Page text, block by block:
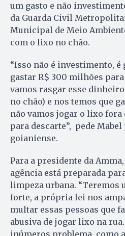
um gasto e não
da Guarda Civil
Municipal de Meio
com o lixo no chão.
“Isso não é investimento, é
gastar R$ 300 milhões
vamos rasgar esse
no chão) e nos temos que
não vamos jogar o lixo
para descarte”, pede
goianiense.
Para a presidente da
agência está preparada
limpeza urbana. “Teremos
forte, a própria lei nos
multar essas pessoas que
abusiva de jogar lixo na